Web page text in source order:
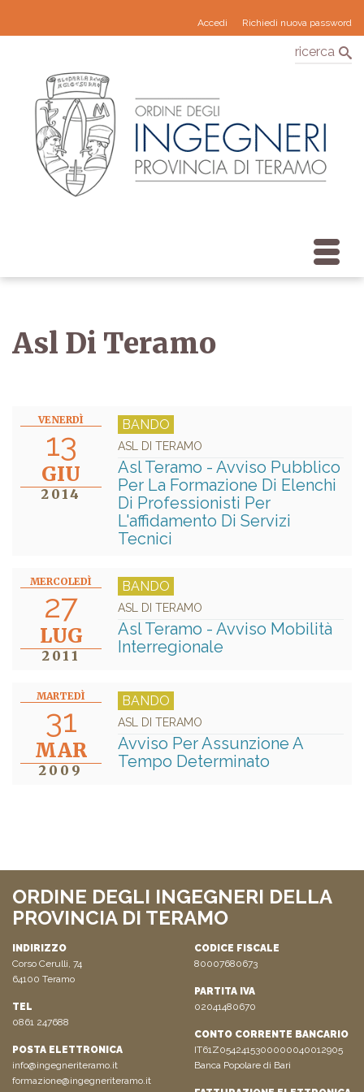
Accedi Richiedi nuova password
ricerca
Asl Di Teramo
VENERDÌ
13
GIU
2014
BANDO
ASL DI TERAMO
Asl Teramo - Avviso Pubblico
Per La Formazione Di Elenchi
Di Professionisti Per
L'affidamento Di Servizi
Tecnici
MERCOLEDÌ
27
LUG
2011
BANDO
ASL DI TERAMO
Asl Teramo - Avviso Mobilità
Interregionale
MARTEDÌ
31
MAR
2009
BANDO
ASL DI TERAMO
Avviso Per Assunzione A
Tempo Determinato
ORDINE DEGLI INGEGNERI DELLA
PROVINCIA DI TERAMO
INDIRIZZO
Corso Cerulli, 74
64100 Teramo
TEL
0861 247688
POSTA ELETTRONICA
info@ingegneriteramo.it
formazione@ingegneriteramo.it
CODICE FISCALE
80007680673
PARTITA IVA
02041480670
CONTO CORRENTE BANCARIO
IT61Z0542415300000040012905
Banca Popolare di Bari